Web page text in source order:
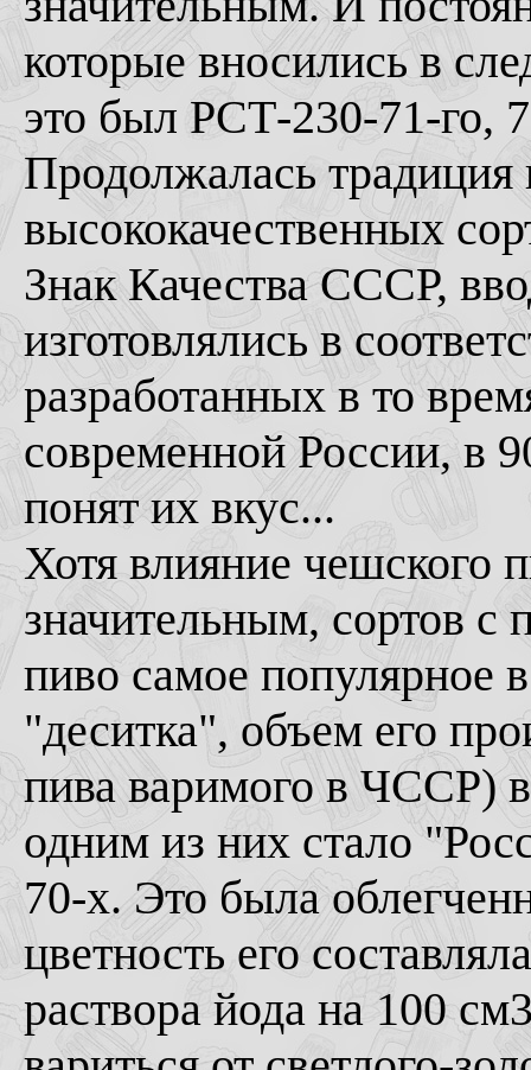
которые вносились в
это был РСТ-230-71-го,
Продолжалась традиция
высококачественных
Знак Качества СССР,
изготовлялись в
разработанных в то
современной России, в
понят их вкус...
Хотя влияние чешского
значительным, сортов с
пиво самое популярное
"деситка", объем его
пива варимого в ЧССР)
одним из них стало
70-х. Это была
цветность его
раствора йода на 100